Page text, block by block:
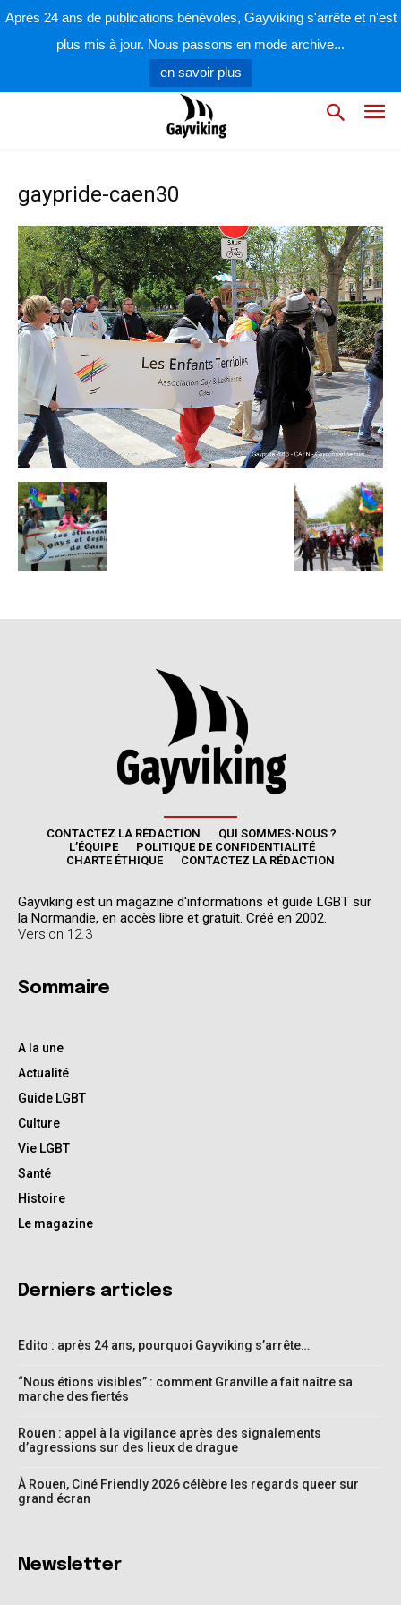
Après 24 ans de publications bénévoles, Gayviking s'arrête et n'est
plus mis à jour. Nous passons en mode archive...
en savoir plus
gaypride-caen30
CONTACTEZ LA RÉDACTION
QUI SOMMES-NOUS ?
L’ÉQUIPE
POLITIQUE DE CONFIDENTIALITÉ
CHARTE ÉTHIQUE
CONTACTEZ LA RÉDACTION
Gayviking est un magazine d'informations et guide LGBT sur
la Normandie, en accès libre et gratuit. Créé en 2002.
Version 12.3
Sommaire
A la une
Actualité
Guide LGBT
Culture
Vie LGBT
Santé
Histoire
Le magazine
Derniers articles
Edito : après 24 ans, pourquoi Gayviking s’arrête…
“Nous étions visibles” : comment Granville a fait naître sa
marche des fiertés
Rouen : appel à la vigilance après des signalements
d’agressions sur des lieux de drague
À Rouen, Ciné Friendly 2026 célèbre les regards queer sur
grand écran
Newsletter